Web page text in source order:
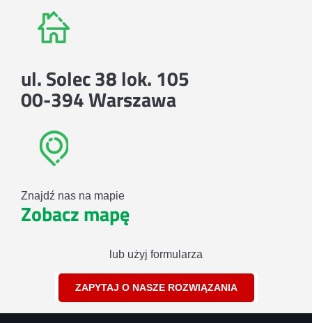
ul. Solec 38 lok. 105
00-394 Warszawa
Znajdź nas na mapie
Zobacz mapę
lub użyj formularza
ZAPYTAJ O NASZE ROZWIĄZANIA